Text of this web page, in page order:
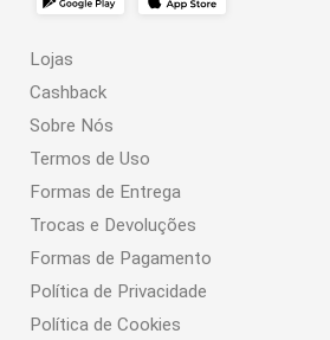
Resgate pelo app, site e lojas físicas.
Lojas
Cashback
Sobre Nós
Termos de Uso
Formas de Entrega
Trocas e Devoluções
Formas de Pagamento
Política de Privacidade